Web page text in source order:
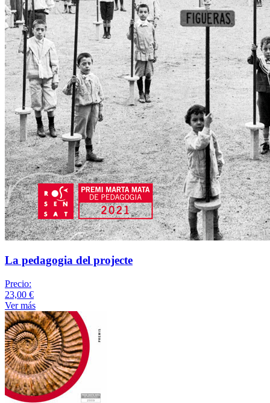
La pedagogia del projecte
Precio:
23,00 €
Ver más